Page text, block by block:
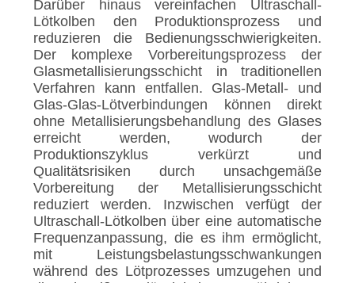
Darüber hinaus vereinfachen Ultraschall-
Lötkolben den Produktionsprozess und
reduzieren die Bedienungsschwierigkeiten.
Der komplexe Vorbereitungsprozess der
Glasmetallisierungsschicht in traditionellen
Verfahren kann entfallen. Glas-Metall- und
Glas-Glas-Lötverbindungen können direkt
ohne Metallisierungsbehandlung des Glases
erreicht werden, wodurch der
Produktionszyklus verkürzt und
Qualitätsrisiken durch unsachgemäße
Vorbereitung der Metallisierungsschicht
reduziert werden. Inzwischen verfügt der
Ultraschall-Lötkolben über eine automatische
Frequenzanpassung, die es ihm ermöglicht,
mit Leistungsbelastungsschwankungen
während des Lötprozesses umzugehen und